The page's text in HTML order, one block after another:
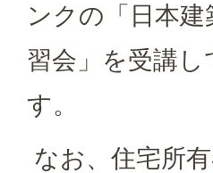
ンクの「日本
習会」を受講
す。
なお、住宅所